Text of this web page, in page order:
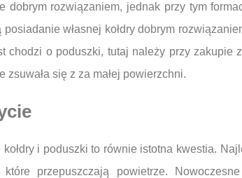
dobrym rozwiązaniem, jednak przy tym
posiadanie własnej kołdry dobrym
chodzi o poduszki, tutaj należy przy zakupie
zsuwała się z za małej powierzchni.
kołdry i poduszki to równie istotna kwestia.
przepuszczają powietrze.